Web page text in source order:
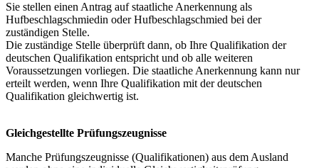
Sie stellen einen Antrag auf staatliche Anerkennung als
Hufbeschlagschmiedin oder Hufbeschlagschmied bei der
zuständigen Stelle.
Die zuständige Stelle überprüft dann, ob Ihre Qualifikation der
deutschen Qualifikation entspricht und ob alle weiteren
Voraussetzungen vorliegen. Die staatliche Anerkennung kann nur
erteilt werden, wenn Ihre Qualifikation mit der deutschen
Qualifikation gleichwertig ist.
Gleichgestellte Prüfungszeugnisse
Manche Prüfungszeugnisse (Qualifikationen) aus dem Ausland